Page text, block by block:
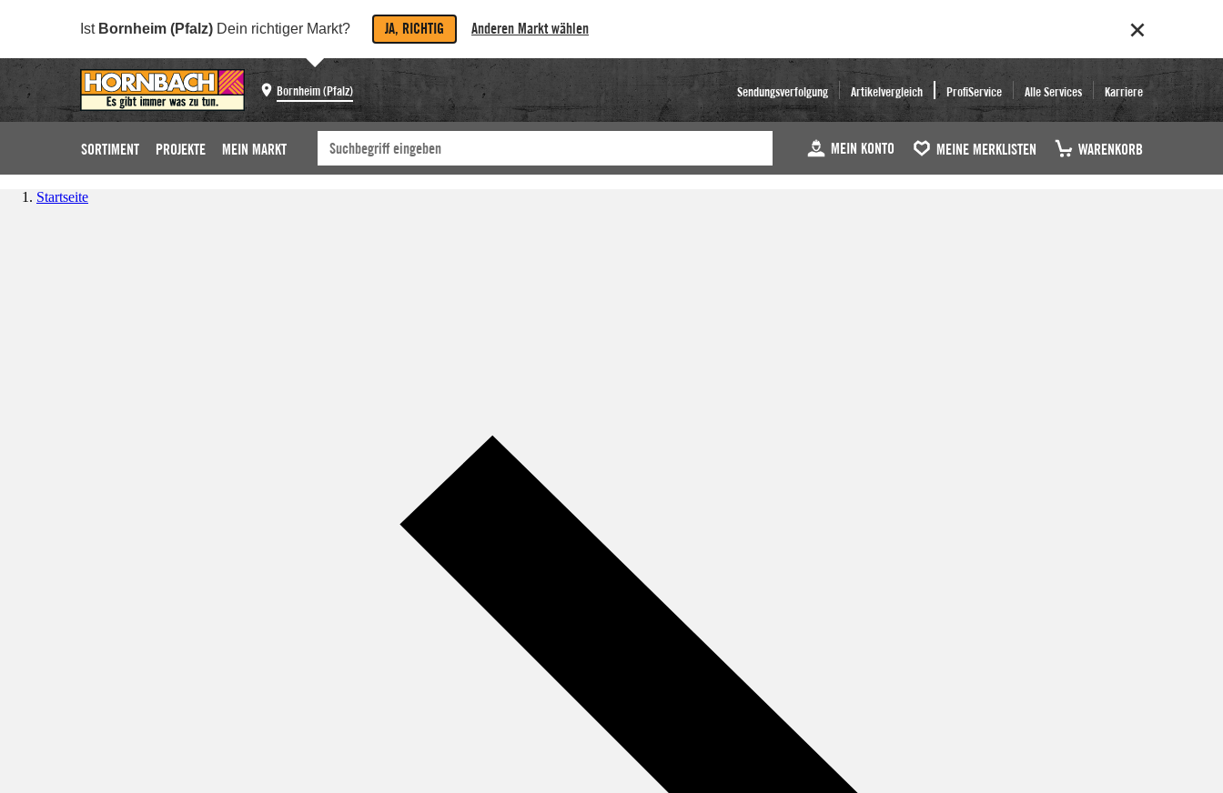
Ist Bornheim (Pfalz) Dein richtiger Markt? JA, RICHTIG Anderen Markt wählen
Bornheim (Pfalz) Sendungsverfolgung Artikelvergleich ProfiService Alle Services Karriere
SORTIMENT PROJEKTE MEIN MARKT MEIN KONTO MEINE MERKLISTEN WARENKORB
Startseite